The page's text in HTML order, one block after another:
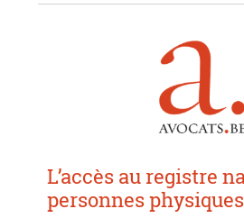
L’accès au registre
personnes